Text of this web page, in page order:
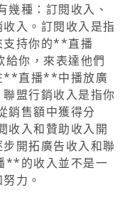
種：訂閱收入、
入。訂閱收入是指
支持你的**直播
你，來表達他們
**直播**中播放廣
盟行銷收入是指你
售額中獲得分
入和贊助收入開
開拓廣告收入和聯
**的收入並不是一
力。